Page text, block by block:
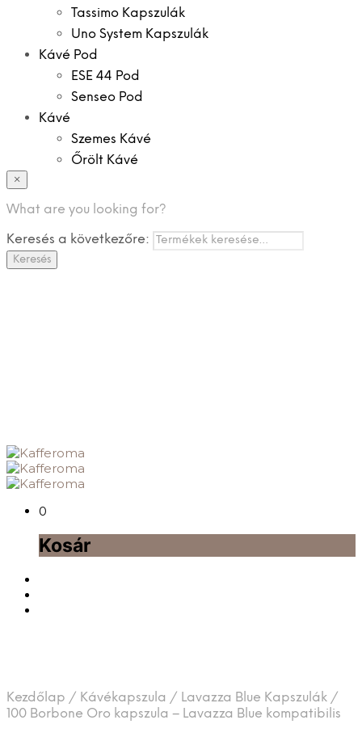
Tassimo Kapszulák
Uno System Kapszulák
Kávé Pod
ESE 44 Pod
Senseo Pod
Kávé
Szemes Kávé
Őrölt Kávé
Instant Kávé
Zacskó Tea
Tartozékok
×
What are you looking for?
Keresés a következőre:
Keresés
0
Kosár
Kezdőlap / Kávékapszula / Lavazza Blue Kapszulák /
100 Borbone Oro kapszula – Lavazza Blue kompatibilis